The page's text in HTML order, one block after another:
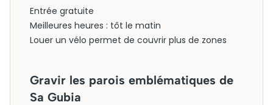
Entrée gratuite
Meilleures heures : tôt le matin
Louer un vélo permet de couvrir plus de zones
Gravir les parois emblématiques de
Sa Gubia